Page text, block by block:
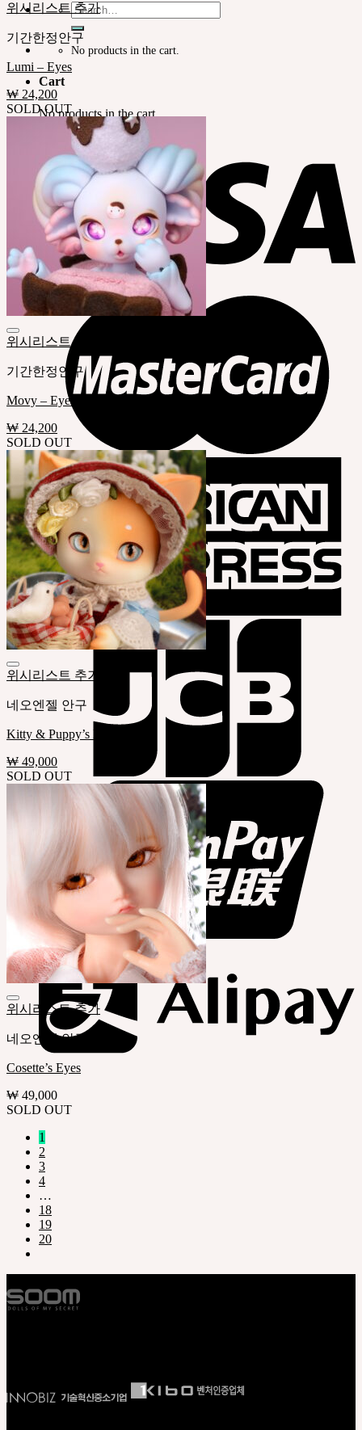
Search
for:
No products in the cart.
Cart
No products in the cart.
위시리스트 추가
기간한정안구
Lumi – Eyes
₩ 24,200
SOLD OUT
위시리스트 추가
기간한정안구
Movy – Eyes
₩ 24,200
SOLD OUT
위시리스트 추가
네오엔젤 안구
Kitty & Puppy’s Eyes
₩ 49,000
SOLD OUT
위시리스트 추가
네오엔젤 안구
Cosette’s Eyes
₩ 49,000
SOLD OUT
1
2
3
4
…
18
19
20